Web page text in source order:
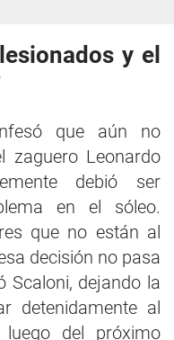
y el
que aún no
zaguero Leonardo
debió ser
en el sóleo.
que no están al
decisión no pasa
Scaloni, dejando la
detenidamente al
del próximo